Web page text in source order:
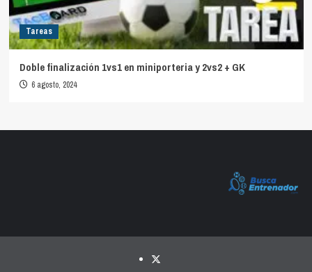
Tareas
Doble finalización 1vs1 en miniporteria y 2vs2 + GK
6 agosto, 2024
Twitter